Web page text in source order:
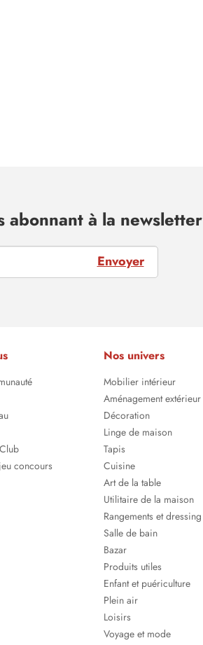
à la newsletter
Envoyer
concours
Nos univers
Mobilier intérieur
Aménagement extérieur
Décoration
Linge de maison
Tapis
Cuisine
Art de la table
Utilitaire de la maison
Rangements et dressing
Salle de bain
Bazar
Produits utiles
Enfant et puériculture
Plein air
Loisirs
Voyage et mode